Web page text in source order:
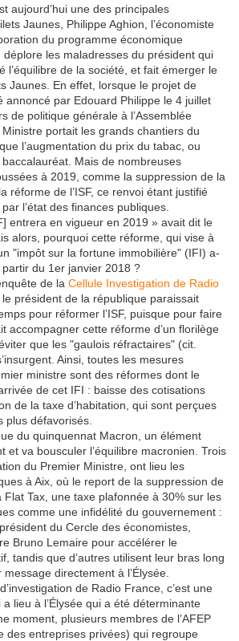
aujourd’hui une des principales
Jaunes, Philippe Aghion, l’économiste
du programme économique
déplore les maladresses du président qui
l’équilibre de la société, et fait émerger le
Jaunes. En effet, lorsque le projet de
annoncé par Edouard Philippe le 4 juillet
de politique générale à l’Assemblée
portait les grands chantiers du
l’augmentation du prix du tabac, ou
Mais de nombreuses
à 2019, comme la suppression de la
réforme de l’ISF, ce renvoi étant justifié
l’état des finances publiques.
entrera en vigueur en 2019 » avait dit le
alors, pourquoi cette réforme, qui vise à
"impôt sur la fortune immobilière" (IFI) a-
du 1er janvier 2018 ?
de la Cellule Investigation de Radio
président de la république paraissait
pour réformer l’ISF, puisque pour faire
accompagner cette réforme d’un florilège
que les "gaulois réfractaires" (cit.
Ainsi, toutes les mesures
ministre sont des réformes dont le
de cet IFI : baisse des cotisations
de la taxe d’habitation, qui sont perçues
plus défavorisés.
du quinquennat Macron, un élément
et va bousculer l’équilibre macronien. Trois
du Premier Ministre, ont lieu les
à Aix, où le report de la suppression de
Flat Tax, une taxe plafonnée à 30% sur les
comme une infidélité du gouvernement :
du Cercle des économistes,
Bruno Lemaire pour accélérer le
tandis que d’autres utilisent leur bras long
directement à l’Élysée.
de Radio France, c’est une
lieu à l’Élysée qui a été déterminante
moment, plusieurs membres de l’AFEP
des entreprises privées) qui regroupe